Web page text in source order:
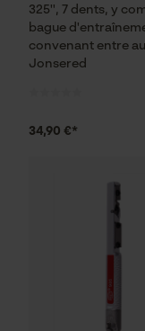
325'', 7 dents, y
bague
convenant entre
Jonsered
34,90 €*